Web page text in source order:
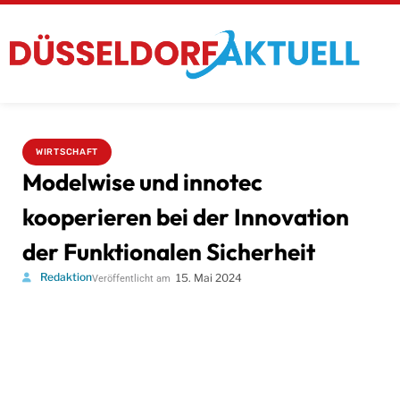
WIRTSCHAFT
Modelwise und innotec
kooperieren bei der Innovation
der Funktionalen Sicherheit
RedaktionVeröffentlicht am 15. Mai 2024